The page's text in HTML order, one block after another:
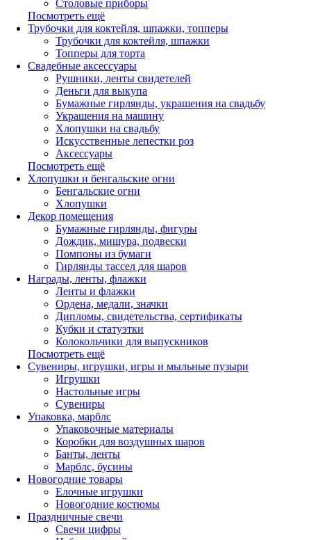
Столовые приборы
Посмотреть ещё
Трубочки для коктейля, шпажки, топперы
Трубочки для коктейля, шпажки
Топперы для торта
Свадебные аксессуары
Рушники, ленты свидетелей
Деньги для выкупа
Бумажные гирлянды, украшения на свадьбу
Украшения на машину
Хлопушки на свадьбу
Искусственные лепестки роз
Аксессуары
Посмотреть ещё
Хлопушки и бенгальские огни
Бенгальские огни
Хлопушки
Декор помещения
Бумажные гирлянды, фигуры
Дождик, мишура, подвески
Помпоны из бумаги
Гирлянды тассел для шаров
Награды, ленты, флажки
Ленты и флажки
Ордена, медали, значки
Дипломы, свидетельства, сертификаты
Кубки и статуэтки
Колокольчики для выпускников
Посмотреть ещё
Сувениры, игрушки, игры и мыльные пузыри
Игрушки
Настольные игры
Сувениры
Упаковка, марблс
Упаковочные материалы
Коробки для воздушных шаров
Банты, ленты
Марблс, бусины
Новогодние товары
Елочные игрушки
Новогодние костюмы
Праздничные свечи
Свечи цифры